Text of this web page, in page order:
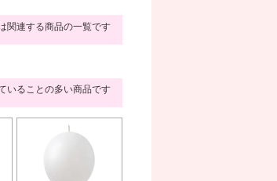
関連する商品の一覧です
いることの多い商品です